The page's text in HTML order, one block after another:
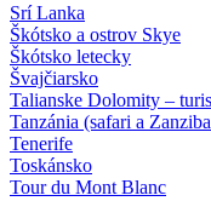
Srí Lanka
Škótsko a ostrov Skye
Škótsko letecky
Švajčiarsko
Talianske Dolomity –
Tanzánia (safari a
Tenerife
Toskánsko
Tour du Mont Blanc